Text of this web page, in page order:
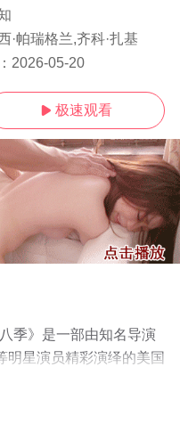
·帕瑞格兰,齐科·扎基
2026-05-20
 极速观看
季》是一部由知名导演
明星演员精彩演绎的美国
删减完整版电视剧全集